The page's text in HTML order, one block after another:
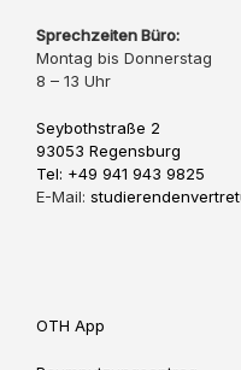
Sprechzeiten Büro:
Montag bis Donnerstag
8 – 13 Uhr
Seybothstraße 2
93053 Regensburg
Tel: +49 941 943 9825
E-Mail:
OTH App